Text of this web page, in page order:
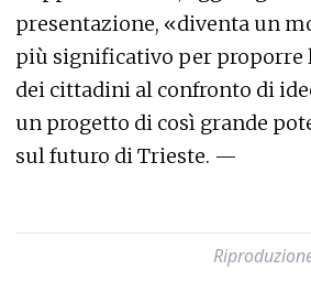
presentazione, «diventa un
più significativo per proporre
dei cittadini al confronto di
un progetto di così grande
sul futuro di Trieste. —